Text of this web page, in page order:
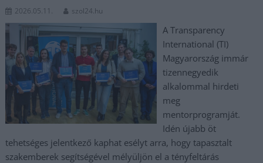
2026.05.11. szol24.hu
A Transparency
International (TI)
Magyarország immár
tizennegyedik
alkalommal hirdeti
meg
mentorprogramját.
Idén újabb öt
tehetséges jelentkező kaphat esélyt arra, hogy tapasztalt
szakemberek segítségével mélyüljön el a tényfeltárás